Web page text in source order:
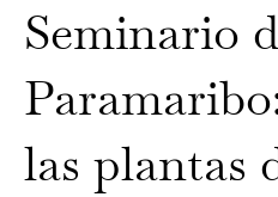
Seminario
las plantas